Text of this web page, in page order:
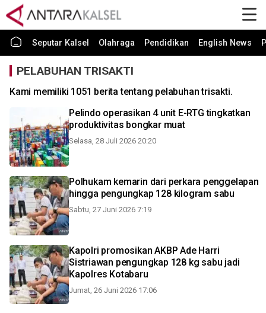
Seputar Kalsel Olahraga Pendidikan English News
PELABUHAN TRISAKTI
Kami memiliki 1051 berita tentang pelabuhan trisakti.
Pelindo operasikan 4 unit E-RTG tingkatkan
produktivitas bongkar muat
Selasa, 28 Juli 2026 20:20
Polhukam kemarin dari perkara penggelapan
hingga pengungkap 128 kilogram sabu
Sabtu, 27 Juni 2026 7:19
Kapolri promosikan AKBP Ade Harri
Sistriawan pengungkap 128 kg sabu jadi
Kapolres Kotabaru
Jumat, 26 Juni 2026 17:06